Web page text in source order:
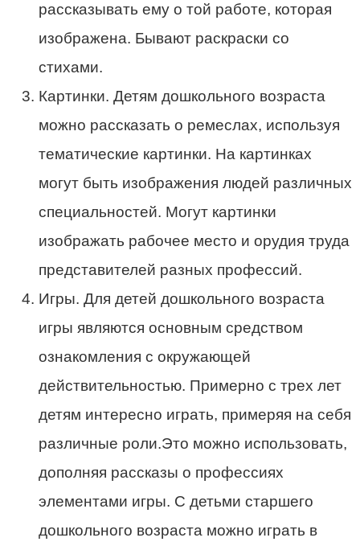
рассказывать ему о той работе, которая
изображена. Бывают раскраски со
стихами.
Картинки. Детям дошкольного возраста
можно рассказать о ремеслах, используя
тематические картинки. На картинках
могут быть изображения людей различных
специальностей. Могут картинки
изображать рабочее место и орудия труда
представителей разных профессий.
Игры. Для детей дошкольного возраста
игры являются основным средством
ознакомления с окружающей
действительностью. Примерно с трех лет
детям интересно играть, примеряя на себя
различные роли.Это можно использовать,
дополняя рассказы о профессиях
элементами игры. С детьми старшего
дошкольного возраста можно играть в